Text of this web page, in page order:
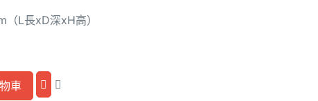
L長xD深xH高）
車